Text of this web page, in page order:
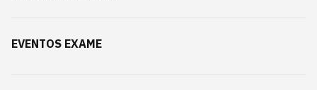
EVENTOS EXAME